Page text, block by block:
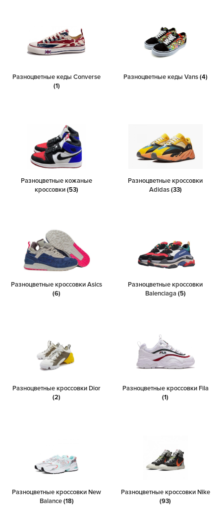
Разноцветные кеды Converse
(1)
Разноцветные кеды Vans(4)
Разноцветные кожаные
кроссовки(53)
Разноцветные кроссовки
Adidas(33)
Разноцветные кроссовки Asics
(6)
Разноцветные кроссовки
Balenciaga (5)
Разноцветные кроссовки Dior
(2)
Разноцветные кроссовки Fila
(1)
Разноцветные кроссовки New
Balance(18)
Разноцветные кроссовки Nike
(93)